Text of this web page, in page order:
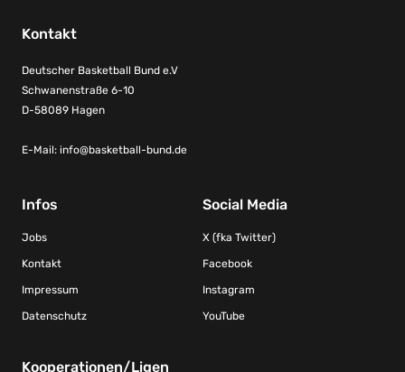
Kontakt
Deutscher Basketball Bund e.V
Schwanenstraße 6-10
D-58089 Hagen
E-Mail: info@basketball-bund.de
Infos
Jobs
Kontakt
Impressum
Datenschutz
Social Media
X (fka Twitter)
Facebook
Instagram
YouTube
Kooperationen/Ligen